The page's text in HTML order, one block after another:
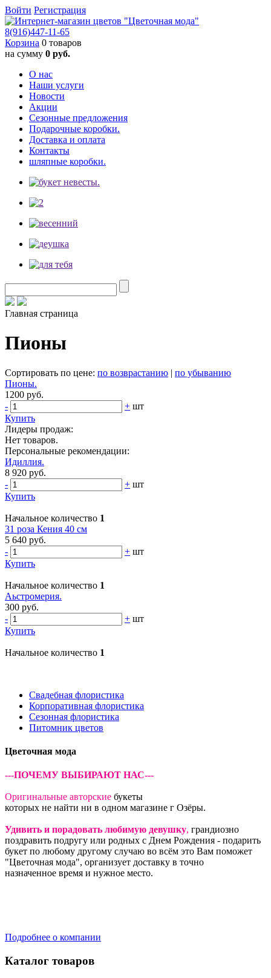
Войти Регистрация
8(916)447-11-65
Корзина 0 товаров
на сумму 0 руб.
О нас
Наши услуги
Новости
Акции
Сезонные предложения
Подарочные коробки.
Доставка и оплата
Контакты
шляпные коробки.
Главная страница
Пионы
Сортировать по цене: по возврастанию | по убыванию
Пионы.
1200 руб.
-
+ шт
Купить
Лидеры продаж:
Нет товаров.
Персональные рекомендации:
Идиллия.
8 920 руб.
-
+ шт
Купить
Начальное количество 1
31 роза Кения 40 см
5 640 руб.
-
+ шт
Купить
Начальное количество 1
Аьстромерия.
300 руб.
-
+ шт
Купить
Начальное количество 1
Свадебная флористика
Корпоративная флористика
Сезонная флористика
Питомник цветов
Цветочная мода
---ПОЧЕМУ ВЫБИРАЮТ НАС---
Оригинальные авторские букеты
которых не найти ни в одном магазине г Озёры.
Удивить и порадовать любимую девушку, грандиозно
поздравить подругу или родных с Днем Рождения - подарить
букет по любому другому случаю во всём это Вам поможет
"Цветочная мода", организует доставку в точно
назначенное время и нужное место.
Подробнее о компании
Каталог товаров